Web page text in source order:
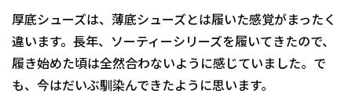
厚底シューズは、薄底シューズとは履いた感覚がまったく
違います。長年、ソーティーシリーズを履いてきたので、
履き始めた頃は全然合わないように感じていました。で
も、今はだいぶ馴染んできたように思います。